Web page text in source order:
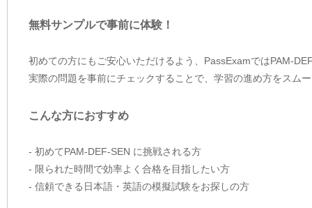
無料サンプルで事前に体験！
初めての方にもご安心いただけるよう、PassExamではPAM-
実際の問題を事前にチェックすることで、学習の進め方をスム
こんな方におすすめ
- 初めてPAM-DEF-SEN に挑戦される方
- 限られた時間で効率よく合格を目指したい方
- 信頼できる日本語・英語の模擬試験をお探しの方